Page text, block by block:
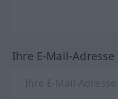
Ihre E-Mail-